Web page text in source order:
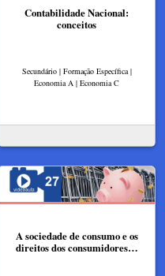
Contabilidade Nacional:
conceitos
Secundário | Formação Específica |
Economia A | Economia C
A sociedade de consumo e os
direitos dos consumidores…